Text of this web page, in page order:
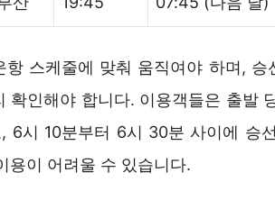
항 스케줄에 맞춰 움직여야 하며,
확인해야 합니다. 이용객들은 출발
6시 10분부터 6시 30분 사이에 승
용이 어려울 수 있습니다.